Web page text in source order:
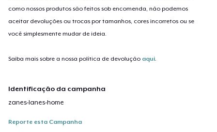
como nossos produtos são feitos sob encomenda, não podemos
aceitar devoluções ou trocas por tamanhos, cores incorretos ou se
você simplesmente mudar de ideia.
Saiba mais sobre a nossa política de devolução aqui.
Identificação da campanha
zanes-lanes-home
Reporte esta Campanha